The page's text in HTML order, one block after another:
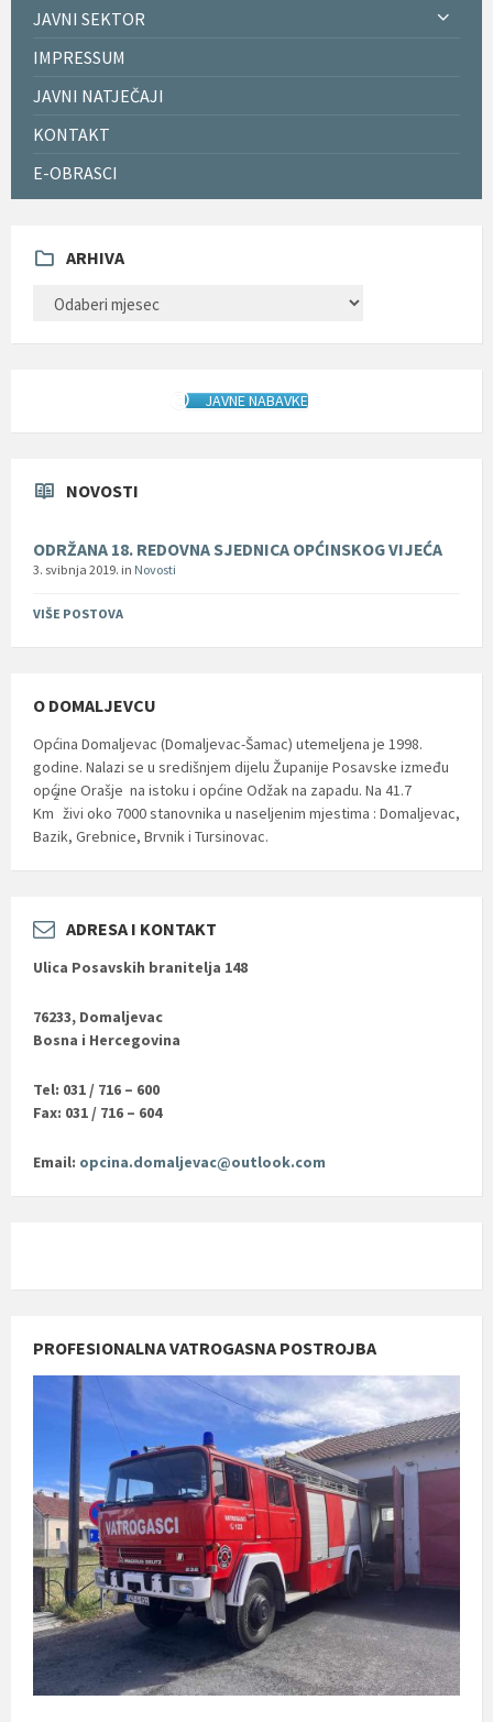
JAVNI SEKTOR
IMPRESSUM
JAVNI NATJEČAJI
KONTAKT
E-OBRASCI
ARHIVA
JAVNE NABAVKE
NOVOSTI
ODRŽANA 18. REDOVNA SJEDNICA OPĆINSKOG VIJEĆA
3. svibnja 2019. in Novosti
VIŠE POSTOVA
O DOMALJEVCU
Općina Domaljevac (Domaljevac-Šamac) utemeljena je 1998.
godine. Nalazi se u središnjem dijelu Županije Posavske između
općine Orašje na istoku i općine Odžak na zapadu. Na 41.7
Km
2
živi oko 7000 stanovnika u naseljenim mjestima : Domaljevac,
Bazik, Grebnice, Brvnik i Tursinovac.
ADRESA I KONTAKT
Ulica Posavskih branitelja 148
76233, Domaljevac
Bosna i Hercegovina
Tel: 031 / 716 – 600
Fax: 031 / 716 – 604
Email: opcina.domaljevac@outlook.com
PROFESIONALNA VATROGASNA POSTROJBA